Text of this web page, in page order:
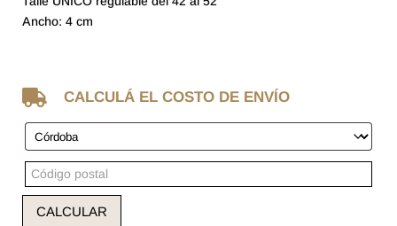
Ancho: 4 cm
 CALCULÁ EL COSTO DE ENVÍO
CALCULAR